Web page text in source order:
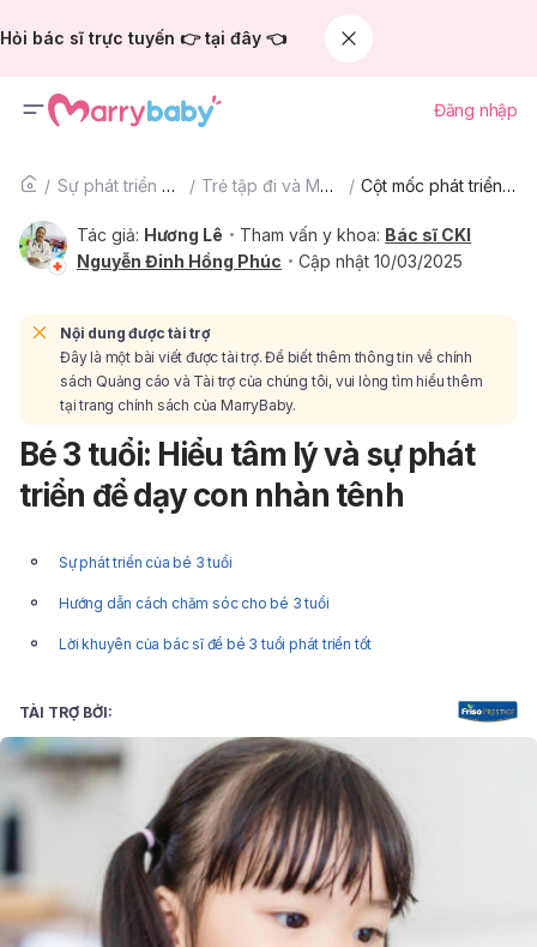
Hỏi bác sĩ trực tuyến 👉 tại đây 👈
Đăng nhập
Sự phát triển của trẻ Trẻ tập đi và Mẫu giáo Cột mốc phát triển của trẻ tập đi và mẫu giáo
Tác giả: Hương Lê Tham vấn y khoa: Bác sĩ CKI
Nguyễn Đinh Hồng Phúc
Cập nhật 10/03/2025
Nội dung được tài trợ
Đây là một bài viết được tài trợ. Để biết thêm thông tin về chính
sách Quảng cáo và Tài trợ của chúng tôi, vui lòng tìm hiểu thêm
tại trang chính sách của MarryBaby.
Bé 3 tuổi: Hiểu tâm lý và sự phát
triển để dạy con nhàn tênh
Sự phát triển của bé 3 tuổi
Hướng dẫn cách chăm sóc cho bé 3 tuổi
Lời khuyên của bác sĩ để bé 3 tuổi phát triển tốt
TÀI TRỢ BỞI: